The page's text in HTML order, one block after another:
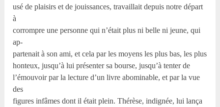
usé de plaisirs et de jouissances, travaillait depuis notre départ
à
corrompre une personne qui n’était plus ni belle ni jeune, qui
ap-
partenait à son ami, et cela par les moyens les plus bas, les plus
honteux, jusqu’à lui présenter sa bourse, jusqu’à tenter de
l’émouvoir par la lecture d’un livre abominable, et par la vue
des
figures infâmes dont il était plein. Thérèse, indignée, lui lança